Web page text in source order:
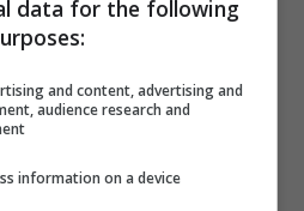
per un risultato perfetto (Foto
una ciotola, circa
data for the following
and content, advertising and
audience research and
information on a device